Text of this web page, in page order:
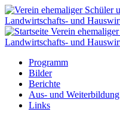
Programm
Bilder
Berichte
Aus- und Weiterbildung
Links